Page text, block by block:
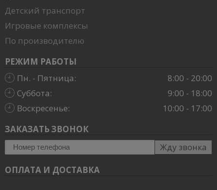
Детский транспорт
Игровые комплексы
По производителю
РЕЖИМ РАБОТЫ
Пн. - Пятница:
8:00 - 20:00
Суббота:
9:00 - 18:00
Воскресенье:
10:00 - 17:00
ЗАКАЗАТЬ ЗВОНОК
Жду звонка
ОПЛАТА И ДОСТАВКА